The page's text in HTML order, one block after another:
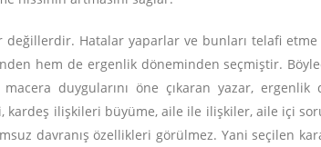
Hatalar yaparlar ve bunları telafi
hem de ergenlik döneminden seçmiştir.
duygularını öne çıkaran yazar,
ilişkileri büyüme, aile ile ilişkiler, aile içi
davranış özellikleri görülmez. Yani seçilen